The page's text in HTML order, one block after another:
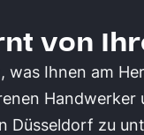
von
was Ihnen am
Handwerker
Düsseldorf zu